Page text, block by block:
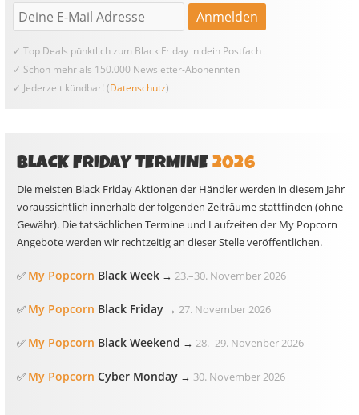
✓ Top Deals pünktlich zum Black Friday in dein Postfach
✓ Schon mehr als 150.000 Newsletter-Abonennten
✓ Jederzeit kündbar! (Datenschutz)
BLACK FRIDAY TERMINE2026
Die meisten Black Friday Aktionen der Händler werden in diesem Jahr
voraussichtlich innerhalb der folgenden Zeiträume stattfinden (ohne
Gewähr). Die tatsächlichen Termine und Laufzeiten der My Popcorn
Angebote werden wir rechtzeitig an dieser Stelle veröffentlichen.
✅ My Popcorn Black Week → 23.–30. November 2026
✅ My Popcorn Black Friday → 27. November 2026
✅ My Popcorn Black Weekend → 28.–29. Novenber 2026
✅ My Popcorn Cyber Monday → 30. November 2026